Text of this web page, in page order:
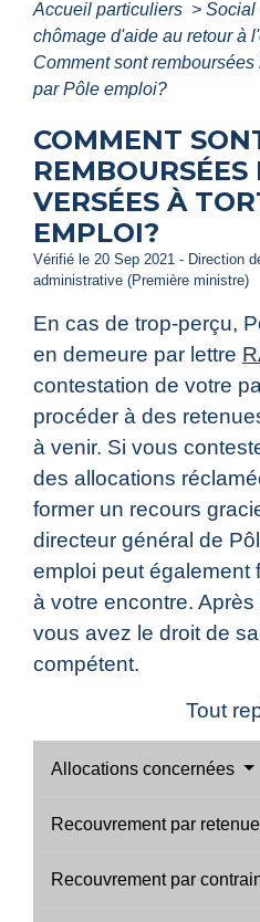
Accueil particuliers > Social
chômage d'aide au retour à
Comment sont
par Pôle emploi?
COMMENT
REMBOURSÉES
VERSÉES À
EMPLOI?
Vérifié le 20 Sep 2021 - Direction
administrative (Première ministre)
En cas de trop-perçu,
en demeure par lettre
contestation de votre
procéder à des
à venir. Si vous
des allocations
former un recours
directeur général de
emploi peut également
à votre encontre.
vous avez le droit de
compétent.
Tout
Allocations concernées
Recouvrement par
Recouvrement par